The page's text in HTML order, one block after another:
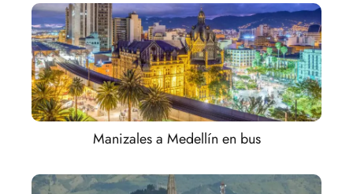
Manizales a Medellín en bus